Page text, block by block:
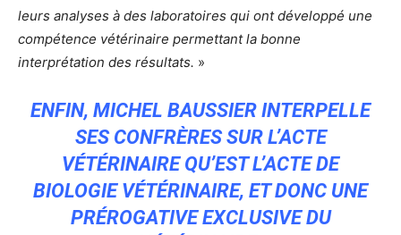
leurs analyses à des laboratoires qui ont développé une
compétence vétérinaire permettant la bonne
interprétation des résultats. »
ENFIN, MICHEL BAUSSIER INTERPELLE
SES CONFRÈRES SUR L’ACTE
VÉTÉRINAIRE QU’EST L’ACTE DE
BIOLOGIE VÉTÉRINAIRE, ET DONC UNE
PRÉROGATIVE EXCLUSIVE DU